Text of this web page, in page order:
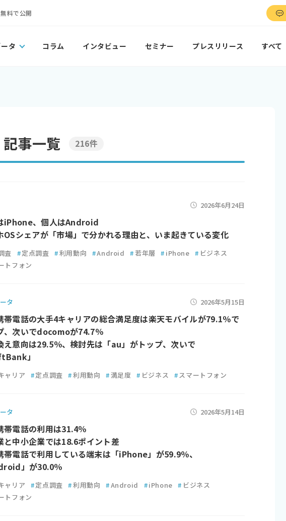
料で公開
タ コラム インタビュー セミナー プレスリリース すべて
記事一覧 216件
2026年6月24日
iPhone、個人はAndroid
OSシェアが「市場」で分かれる理由と、いま起きている変化
査 #定点調査 #利用動向 #Android #若年層 # iPhone # ビジネス
トフォン
タ 2026年5月15日
帯電話の大手4キャリアの総合満足度は楽天モバイルが79.1％で
、次いでdocomoが74.7％
え意向は29.5％、検討先は「au」がトップ、次いで
」
ャリア #定点調査 #利用動向 #満足度 # ビジネス #スマートフォン
タ 2026年5月14日
帯電話の利用は31.4％
と中小企業では18.6ポイント差
帯電話で利用している端末は「iPhone」が59.9％、
」が30.0％
ャリア #定点調査 #利用動向 #Android #iPhone # ビジネス
トフォン